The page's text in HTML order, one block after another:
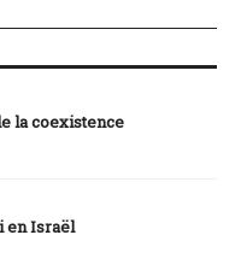
la coexistence
en Israël